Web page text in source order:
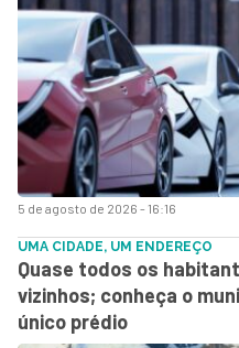
5 de agosto de 2026 - 16:16
UMA CIDADE, UM ENDEREÇO
Quase todos os
vizinhos; conheça o
único prédio